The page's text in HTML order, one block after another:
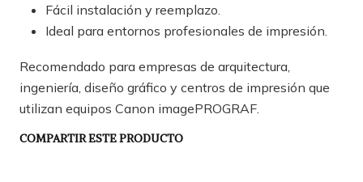
Fácil instalación y reemplazo.
Ideal para entornos profesionales de impresión.
Recomendado para empresas de arquitectura,
ingeniería, diseño gráfico y centros de impresión que
utilizan equipos Canon imagePROGRAF.
COMPARTIR ESTE PRODUCTO